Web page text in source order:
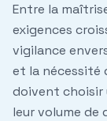
Entre la
exigences
vigilance
et la nécessité
doivent choisir
leur volume de